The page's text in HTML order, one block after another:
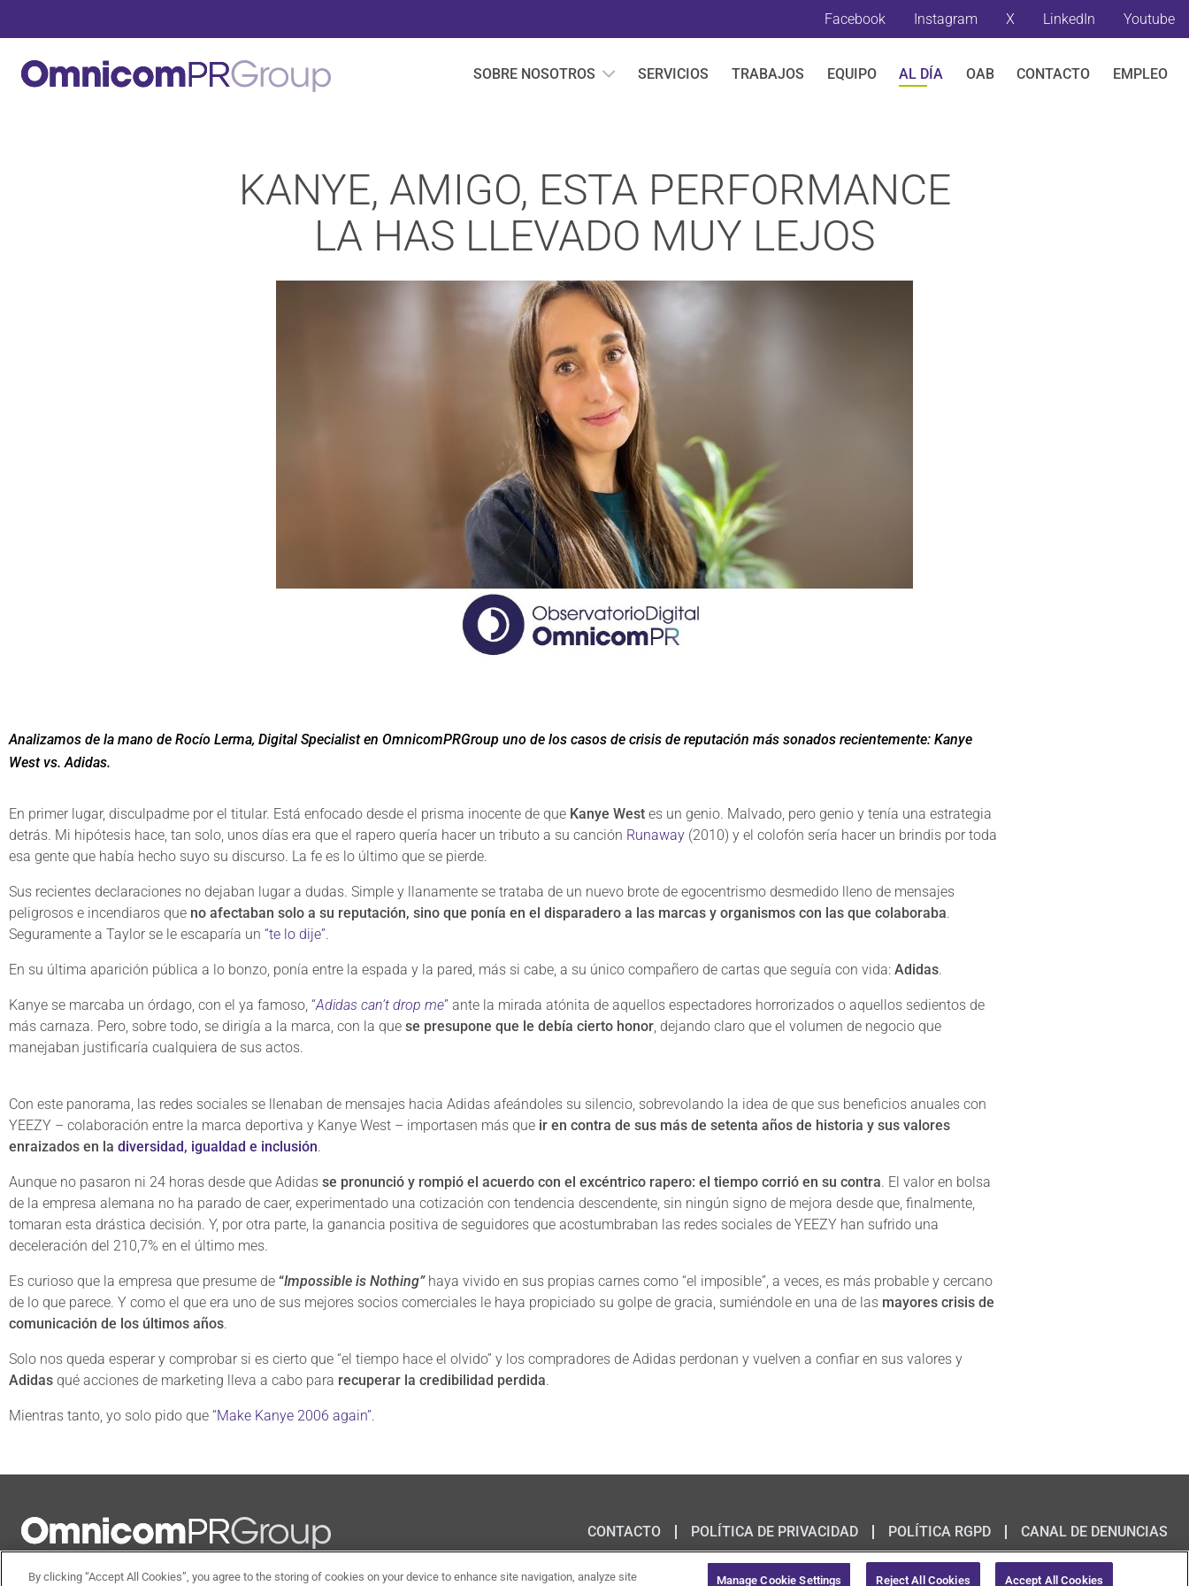
Facebook Instagram X LinkedIn Youtube
SOBRE NOSOTROS SERVICIOS TRABAJOS EQUIPO AL DÍA OAB CONTACTO EMPLEO
KANYE, AMIGO, ESTA PERFORMANCE
LA HAS LLEVADO MUY LEJOS
Analizamos de la mano de Rocío Lerma, Digital Specialist en OmnicomPRGroup uno de los casos de crisis de reputación más sonados recientemente: Kanye
West vs. Adidas.
En primer lugar, disculpadme por el titular. Está enfocado desde el prisma inocente de que Kanye West es un genio. Malvado, pero genio y tenía una estrategia
detrás. Mi hipótesis hace, tan solo, unos días era que el rapero quería hacer un tributo a su canción Runaway (2010) y el colofón sería hacer un brindis por toda
esa gente que había hecho suyo su discurso. La fe es lo último que se pierde.
Sus recientes declaraciones no dejaban lugar a dudas. Simple y llanamente se trataba de un nuevo brote de egocentrismo desmedido lleno de mensajes
peligrosos e incendiaros que no afectaban solo a su reputación, sino que ponía en el disparadero a las marcas y organismos con las que colaboraba.
Seguramente a Taylor se le escaparía un “te lo dije”.
En su última aparición pública a lo bonzo, ponía entre la espada y la pared, más si cabe, a su único compañero de cartas que seguía con vida: Adidas.
Kanye se marcaba un órdago, con el ya famoso, “Adidas can’t drop me” ante la mirada atónita de aquellos espectadores horrorizados o aquellos sedientos de
más carnaza. Pero, sobre todo, se dirigía a la marca, con la que se presupone que le debía cierto honor , dejando claro que el volumen de negocio que
manejaban justificaría cualquiera de sus actos.
Con este panorama, las redes sociales se llenaban de mensajes hacia Adidas afeándoles su silencio, sobrevolando la idea de que sus beneficios anuales con
YEEZY – colaboración entre la marca deportiva y Kanye West – importasen más que ir en contra de sus más de setenta años de historia y sus valores
enraizados en la diversidad, igualdad e inclusión.
Aunque no pasaron ni 24 horas desde que Adidas se pronunció y rompió el acuerdo con el excéntrico rapero: el tiempo corrió en su contra. El valor en bolsa
de la empresa alemana no ha parado de caer, experimentado una cotización con tendencia descendente, sin ningún signo de mejora desde que, finalmente,
tomaran esta drástica decisión. Y, por otra parte, la ganancia positiva de seguidores que acostumbraban las redes sociales de YEEZY han sufrido una
deceleración del 210,7% en el último mes.
Es curioso que la empresa que presume de “Impossible is Nothing”haya vivido en sus propias carnes como “el imposible”, a veces, es más probable y cercano
de lo que parece. Y como el que era uno de sus mejores socios comerciales le haya propiciado su golpe de gracia, sumiéndole en una de las mayores crisis de
comunicación de los últimos años.
Solo nos queda esperar y comprobar si es cierto que “el tiempo hace el olvido” y los compradores de Adidas perdonan y vuelven a confiar en sus valores y
Adidas qué acciones de marketing lleva a cabo para recuperar la credibilidad perdida.
Mientras tanto, yo solo pido que “Make Kanye 2006 again”.
linkedin
facebook
twitter
instagram
youtube
CONTACTO POLÍTICA DE PRIVACIDAD POLÍTICA RGPD CANAL DE DENUNCIAS
© 2020 Omnicom Public Relations Group Inc. All rights reserved.
By clicking “Accept All Cookies”, you agree to the storing of cookies on your device to enhance site navigation, analyze site
Manage Cookie Settings Reject All Cookies Accept All Cookies